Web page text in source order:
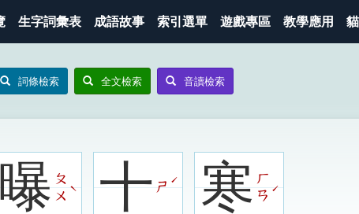
生字詞彙表 成語故事 索引選單 遊戲專區 教學應用
詞條檢索 全文檢索 音讀檢索
ㄆ
ㄨ
ˋ 十ㄕ
ˊ 寒ㄏ
ㄢ
ˊ